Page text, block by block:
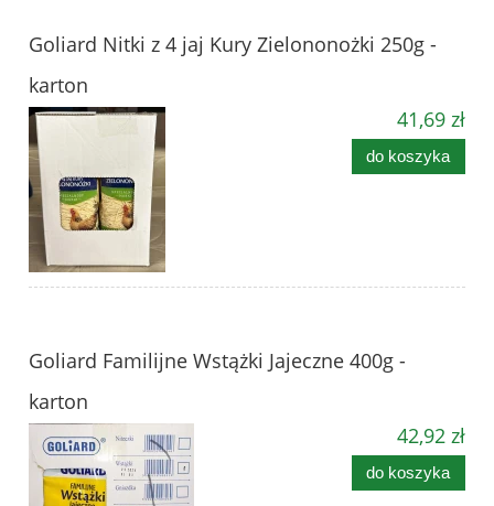
Goliard Nitki z 4 jaj Kury Zielononożki 250g -
karton
41,69 zł
do koszyka
Goliard Familijne Wstążki Jajeczne 400g -
karton
42,92 zł
do koszyka